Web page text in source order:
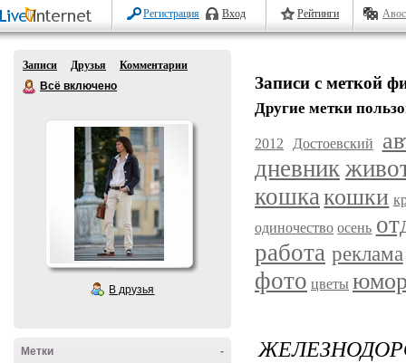
Регистрация Вход Рейтинги
Записи Друзья
Комментарии
Всё включено
В друзья
-
Метки
Записи с меткой
Другие метки
2012 Достоевский
дневник
кошкакошки
одиночество осень
работа реклама
фото цветы